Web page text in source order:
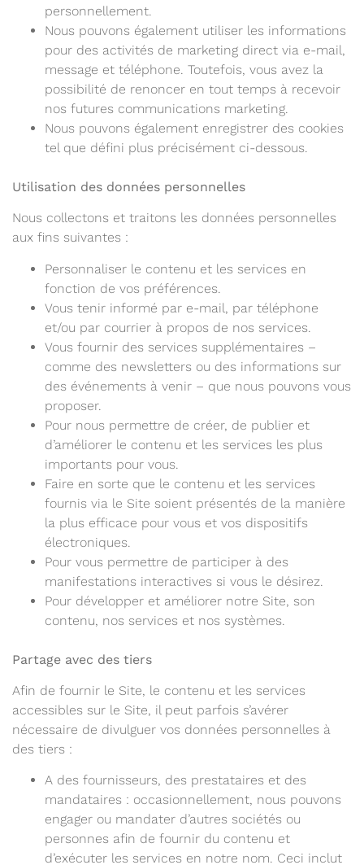
personnellement.
Nous pouvons également utiliser les informations
pour des activités de marketing direct via e-mail,
message et téléphone. Toutefois, vous avez la
possibilité de renoncer en tout temps à recevoir
nos futures communications marketing.
Nous pouvons également enregistrer des cookies
tel que défini plus précisément ci-dessous.
Utilisation des données personnelles
Nous collectons et traitons les données personnelles
aux fins suivantes :
Personnaliser le contenu et les services en
fonction de vos préférences.
Vous tenir informé par e-mail, par téléphone
et/ou par courrier à propos de nos services.
Vous fournir des services supplémentaires –
comme des newsletters ou des informations sur
des événements à venir – que nous pouvons vous
proposer.
Pour nous permettre de créer, de publier et
d’améliorer le contenu et les services les plus
importants pour vous.
Faire en sorte que le contenu et les services
fournis via le Site soient présentés de la manière
la plus efficace pour vous et vos dispositifs
électroniques.
Pour vous permettre de participer à des
manifestations interactives si vous le désirez.
Pour développer et améliorer notre Site, son
contenu, nos services et nos systèmes.
Partage avec des tiers
Afin de fournir le Site, le contenu et les services
accessibles sur le Site, il peut parfois s’avérer
nécessaire de divulguer vos données personnelles à
des tiers :
A des fournisseurs, des prestataires et des
mandataires : occasionnellement, nous pouvons
engager ou mandater d’autres sociétés ou
personnes afin de fournir du contenu et
d’exécuter les services en notre nom. Ceci inclut